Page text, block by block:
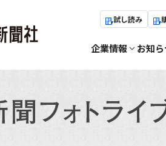
試し読み
企業情報 お知